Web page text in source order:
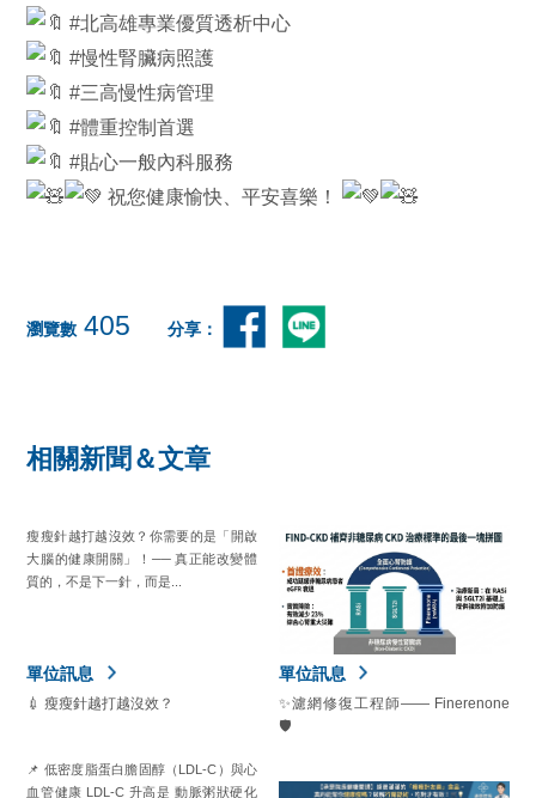
#北高雄專業優質透析中心
#慢性腎臟病照護
#三高慢性病管理
#體重控制首選
#貼心一般內科服務
祝您健康愉快、平安喜樂！
瀏覽數 405 分享：
相關新聞＆文章
瘦瘦針越打越沒效？你需要的是「開啟
大腦的健康開關」！── 真正能改變體
質的，不是下一針，而是...
單位訊息
💉 瘦瘦針越打越沒效？
單位訊息
✨濾網修復工程師—— Finerenone
🛡️
📌 低密度脂蛋白膽固醇（LDL-C）與心
血管健康 LDL-C 升高是 動脈粥狀硬化